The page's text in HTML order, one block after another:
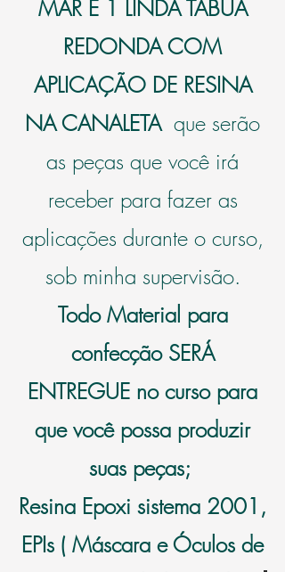
MAR E 1 LINDA TÁBUA
REDONDA COM
APLICAÇÃO DE RESINA
NA CANALETAque serão
as peças que você irá
receber para fazer as
aplicações durante o curso,
sob minha supervisão.
Todo Material para
confecção SERÁ
ENTREGUE no curso para
que você possa produzir
suas peças;
Resina Epoxi sistema 2001,
EPIs ( Máscara e Óculos de